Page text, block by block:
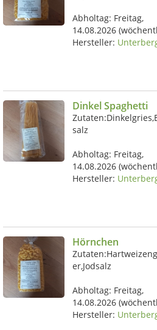
Abholtag: Freitag,
14.08.2026
Hersteller:
Dinkel Spaghetti
salz
Abholtag: Freitag,
14.08.2026
Hersteller:
Hörnchen
er,Jodsalz
Abholtag: Freitag,
14.08.2026
Hersteller: